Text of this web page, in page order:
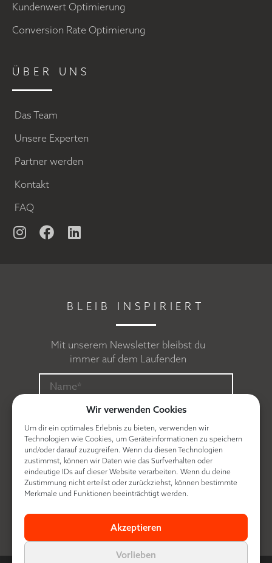
Wir verwenden Cookies
Um dir ein optimales Erlebnis zu bieten, verwenden wir
Technologien wie Cookies, um Geräteinformationen zu speichern
und/oder darauf zuzugreifen. Wenn du diesen Technologien
zustimmst, können wir Daten wie das Surfverhalten oder
eindeutige IDs auf dieser Website verarbeiten. Wenn du deine
Zustimmung nicht erteilst oder zurückziehst, können bestimmte
Merkmale und Funktionen beeinträchtigt werden.
Akzeptieren
Vorlieben
Kundenwert Optimierung
Conversion Rate Optimierung
ÜBER UNS
Das Team
Unsere Experten
Partner werden
Kontakt
FAQ
BLEIB INSPIRIERT
Mit unserem Newsletter bleibst du
immer auf dem Laufenden
Ich erkläre mich mit derDatenschutzerklärung